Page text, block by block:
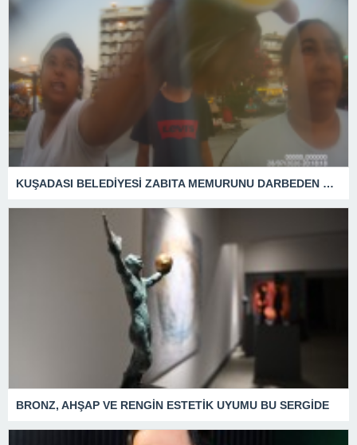
KUŞADASI BELEDİYESİ ZABITA MEMURUNU DARBEDEN DİLENCİ 2 KADIN TUTUKLANDI
BRONZ, AHŞAP VE RENGİN ESTETİK UYUMU BU SERGİDE